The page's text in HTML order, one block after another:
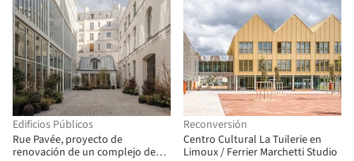
Edificios Públicos
Rue Pavée, proyecto de
renovación de un complejo de
Reconversión
Centro Cultural La Tuilerie en
Limoux / Ferrier Marchetti Studio